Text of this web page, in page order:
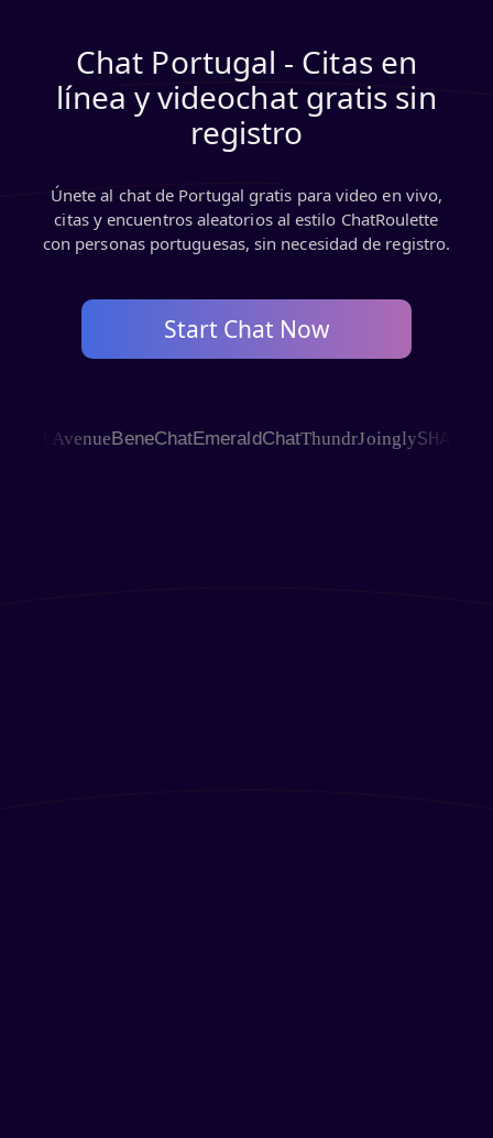
Chat Portugal - Citas en
línea y videochat gratis sin
registro
Únete al chat de Portugal gratis para video en vivo,
citas y encuentros aleatorios al estilo ChatRoulette
con personas portuguesas, sin necesidad de registro.
Start Chat Now
AvenueBeneChatEmeraldChatThundrJoinglySHAGLE